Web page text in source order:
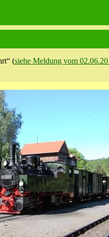
(siehe Meldung vom